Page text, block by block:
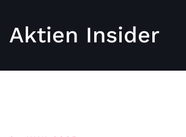
Aktien Insider